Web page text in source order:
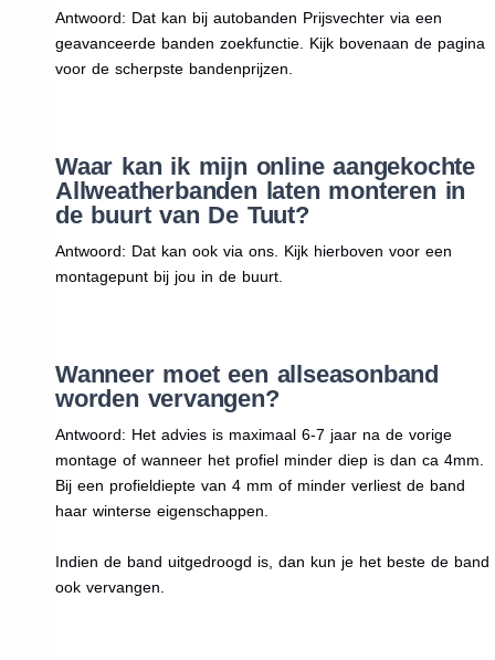
Antwoord: Dat kan bij autobanden Prijsvechter via een
geavanceerde banden zoekfunctie. Kijk bovenaan de pagina
voor de scherpste bandenprijzen.
Waar kan ik mijn online aangekochte
Allweatherbanden laten monteren in
de buurt van De Tuut?
Antwoord: Dat kan ook via ons. Kijk hierboven voor een
montagepunt bij jou in de buurt.
Wanneer moet een allseasonband
worden vervangen?
Antwoord: Het advies is maximaal 6-7 jaar na de vorige
montage of wanneer het profiel minder diep is dan ca 4mm.
Bij een profieldiepte van 4 mm of minder verliest de band
haar winterse eigenschappen.
Indien de band uitgedroogd is, dan kun je het beste de band
ook vervangen.